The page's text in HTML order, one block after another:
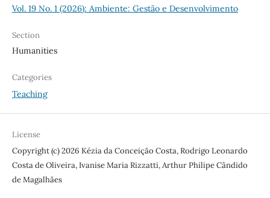
Vol. 19 No. 1 (2026): Ambiente: Gestão e Desenvolvimento
Section
Humanities
Categories
Teaching
License
Copyright (c) 2026 Kézia da Conceição Costa, Rodrigo Leonardo
Costa de Oliveira, Ivanise Maria Rizzatti, Arthur Philipe Cândido
de Magalhães